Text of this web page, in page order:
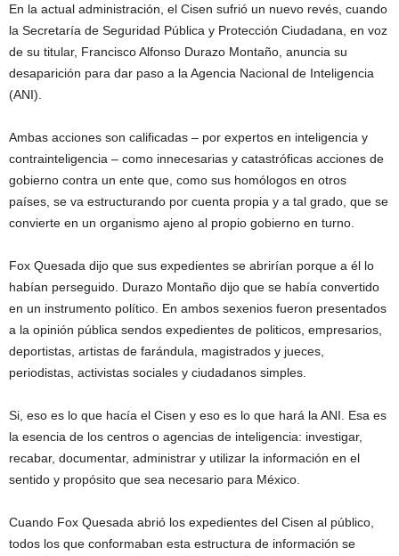
En la actual administración, el Cisen sufrió un nuevo revés, cuando
la Secretaría de Seguridad Pública y Protección Ciudadana, en voz
de su titular, Francisco Alfonso Durazo Montaño, anuncia su
desaparición para dar paso a la Agencia Nacional de Inteligencia
(ANI).
Ambas acciones son calificadas – por expertos en inteligencia y
contrainteligencia – como innecesarias y catastróficas acciones de
gobierno contra un ente que, como sus homólogos en otros
países, se va estructurando por cuenta propia y a tal grado, que se
convierte en un organismo ajeno al propio gobierno en turno.
Fox Quesada dijo que sus expedientes se abrirían porque a él lo
habían perseguido. Durazo Montaño dijo que se había convertido
en un instrumento político. En ambos sexenios fueron presentados
a la opinión pública sendos expedientes de politicos, empresarios,
deportistas, artistas de farándula, magistrados y jueces,
periodistas, activistas sociales y ciudadanos simples.
Si, eso es lo que hacía el Cisen y eso es lo que hará la ANI. Esa es
la esencia de los centros o agencias de inteligencia: investigar,
recabar, documentar, administrar y utilizar la información en el
sentido y propósito que sea necesario para México.
Cuando Fox Quesada abrió los expedientes del Cisen al público,
todos los que conformaban esta estructura de información se